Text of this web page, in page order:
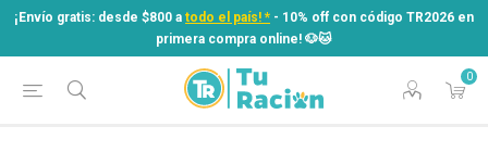
¡Envío gratis: desde $800 a todo el país! * - 10% off con código TR2026 en
primera compra online! ​🐶​🐱
0
¡Envío gratis: desde $800 atodo el país! *
- 10% off con código TR2026 en
primera compra online! ​🐶​🐱